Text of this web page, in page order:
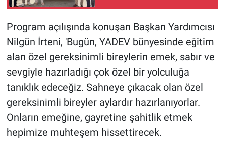
Program açılışında konuşan Başkan Yardımcısı
Nilgün İrteni, 'Bugün, YADEV bünyesinde eğitim
alan özel gereksinimli bireylerin emek, sabır ve
sevgiyle hazırladığı çok özel bir yolculuğa
tanıklık edeceğiz. Sahneye çıkacak olan özel
gereksinimli bireyler aylardır hazırlanıyorlar.
Onların emeğine, gayretine şahitlik etmek
hepimize muhteşem hissettirecek.